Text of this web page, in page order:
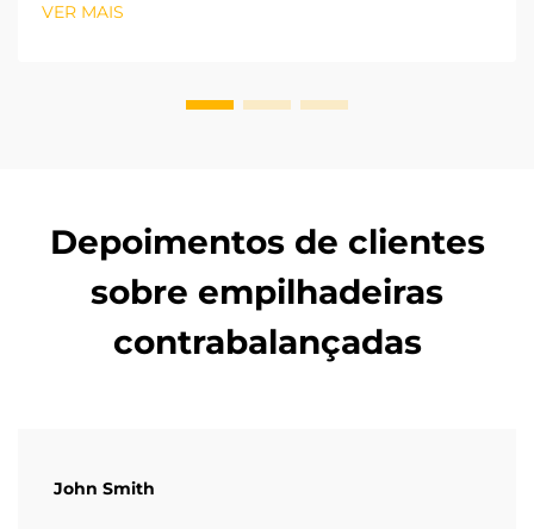
de carga o primeiro fator crítico na seleção de uma
VER MAIS
Depoimentos de clientes
sobre empilhadeiras
contrabalançadas
John Smith